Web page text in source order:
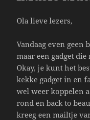
Ola lieve lezers,
Vandaag even
maar een gadget
Okay, je kunt het
kekke gadget in en
wel weer koppelen
rond en back to
kreeg een mailtje